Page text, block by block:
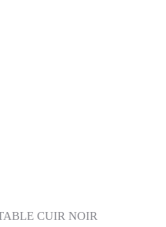
CUIR NOIR